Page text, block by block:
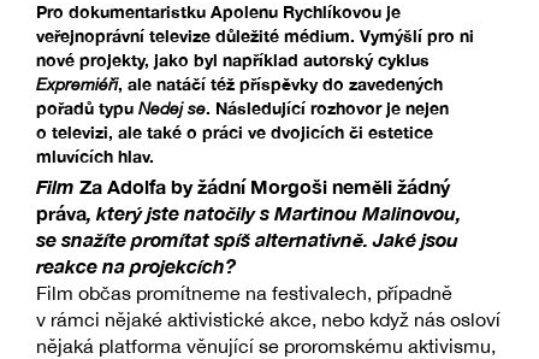
Pro dokumentaristku Apolenu Rychlíkovou je
veřejnoprávní televize důležité médium. Vymýšlí pro ni
nové projekty, jako byl například autorský cyklus
Expremiéři, ale natáčí též příspěvky do zavedených
pořadů typu Nedej se. Následující rozhovor je nejen
o televizi, ale také o práci ve dvojicích či estetice
mluvících hlav.
Film Za Adolfa by žádní Morgoši neměli žádný
práva, který jste natočily s Martinou Malinovou,
se snažíte promítat spíš alternativně. Jaké jsou
reakce na projekcích?
Film občas promítneme na festivalech, případně
v rámci nějaké aktivistické akce, nebo když nás osloví
nějaká platforma věnující se proromskému aktivismu,